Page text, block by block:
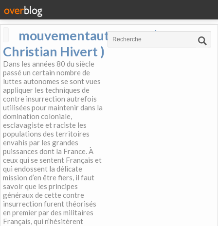
mouvementautonome (
Christian Hivert )
Dans les années 80 du siècle
passé un certain nombre de
luttes autonomes se sont vues
appliquer les techniques de
contre insurrection autrefois
utilisées pour maintenir dans la
domination coloniale,
esclavagiste et raciste les
populations des territoires
envahis par les grandes
puissances dont la France. À
ceux qui se sentent Français et
qui endossent la délicate
mission d’en être fiers, il faut
savoir que les principes
généraux de cette contre
insurrection furent théorisés
en premier par des militaires
Français, qui n’hésitèrent